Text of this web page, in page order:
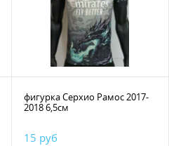
фигурка Серхио Рамос 2017-
2018 6,5см
15 руб